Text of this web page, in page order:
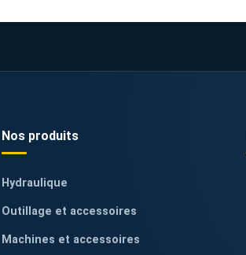
Nos produits
Hydraulique
Outillage et accessoires
Machines et accessoires